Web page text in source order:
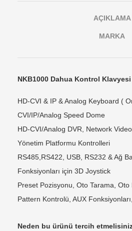
AÇIKLAMA
MARKA
NKB1000 Dahua Kontrol
HD-CVI & IP & Analog Keyboard (
CVI/IP/Analog Speed Dome
HD-CVI/Analog DVR, Network
Yönetim Platformu Kontrolleri
RS485,RS422, USB, RS232 & Ağ
Fonksiyonları için 3D Joystick
Preset Pozisyonu, Oto Tarama, Oto
Pattern Kontrolü, AUX
Neden bu ürünü tercih